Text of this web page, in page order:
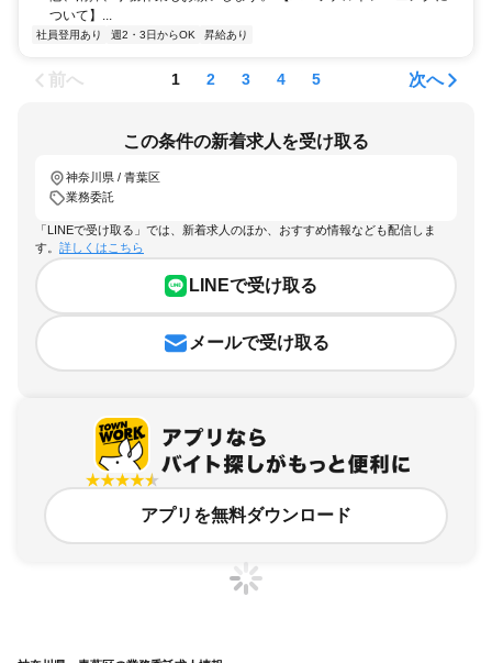
ついて】...
社員登用あり 週2・3日からOK 昇給あり
前へ 1 2 3 4 5 次へ
この条件の新着求人を受け取る
神奈川県 / 青葉区
業務委託
「LINEで受け取る」では、新着求人のほか、おすすめ情報なども配信しま
す。 詳しくはこちら
LINEで受け取る
メールで受け取る
アプリを無料ダウンロード